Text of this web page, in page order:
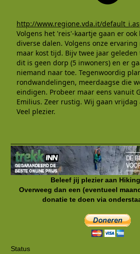
http://www.regione.vda.it/
Volgens het 'reis'-kaartje gaan er
diverse dalen. Volgens onze
maar kost tijd. Bijv twee jaar
dit is geen dorp (5 inwoners) en er
niemand naar toe. Tegenwoordig
rondwandelingen, meerdaagse die
eindigen. Probeer maar eens vanuit
Emilius. Zeer rustig. Wij gaan vrijdag
Veel plezier.
Beleef jij plezier aan
Overweeg dan een (eventueel
donatie te doen via
Status